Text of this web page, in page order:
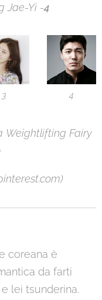
Jae-Yi -4
3 4
Weightlifting Fairy
.com)
coreana è
da farti
lei tsunderina.